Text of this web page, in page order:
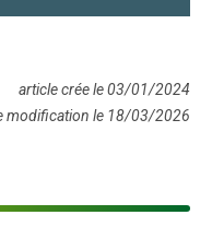
article crée le 03/01/2024
modification le 18/03/2026